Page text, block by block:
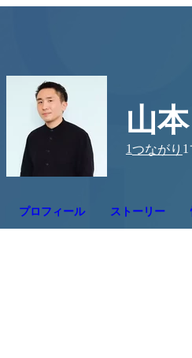
山
1つながり 1
プロフィール ストーリー